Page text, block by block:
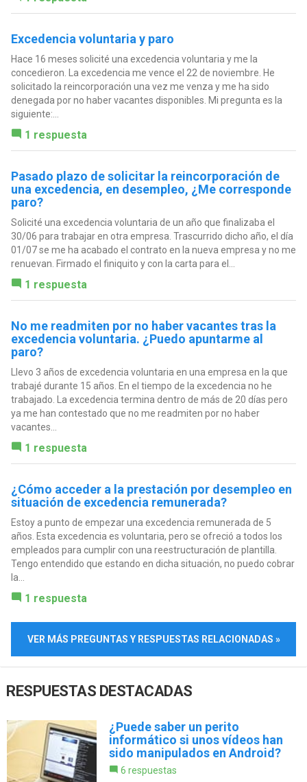
Excedencia voluntaria y paro
Hace 16 meses solicité una excedencia voluntaria y me la
concedieron. La excedencia me vence el 22 de noviembre. He
solicitado la reincorporación una vez me venza y me ha sido
denegada por no haber vacantes disponibles. Mi pregunta es la
siguiente:...
1 respuesta
Pasado plazo de solicitar la reincorporación de
una excedencia, en desempleo, ¿Me corresponde
paro?
Solicité una excedencia voluntaria de un año que finalizaba el
30/06 para trabajar en otra empresa. Trascurrido dicho año, el día
01/07 se me ha acabado el contrato en la nueva empresa y no me
renuevan. Firmado el finiquito y con la carta para el...
1 respuesta
No me readmiten por no haber vacantes tras la
excedencia voluntaria. ¿Puedo apuntarme al
paro?
Llevo 3 años de excedencia voluntaria en una empresa en la que
trabajé durante 15 años. En el tiempo de la excedencia no he
trabajado. La excedencia termina dentro de más de 20 días pero
ya me han contestado que no me readmiten por no haber
vacantes...
1 respuesta
¿Cómo acceder a la prestación por desempleo en
situación de excedencia remunerada?
Estoy a punto de empezar una excedencia remunerada de 5
años. Esta excedencia es voluntaria, pero se ofreció a todos los
empleados para cumplir con una reestructuración de plantilla.
Tengo entendido que estando en dicha situación, no puedo cobrar
la...
1 respuesta
VER MÁS PREGUNTAS Y RESPUESTAS RELACIONADAS »
RESPUESTAS DESTACADAS
¿Puede saber un perito
informático si unos vídeos han
sido manipulados en Android?
6 respuestas